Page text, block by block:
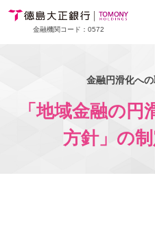
金融機関コード：0572
金融円滑化へ
「地域金融の円
方針」の